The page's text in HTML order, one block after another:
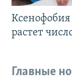
растет
Главные